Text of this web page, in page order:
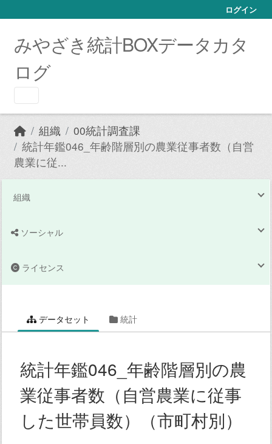
ログイン
みやざき統計BOXデータカタ
ログ
組織
00統計調査課
統計年鑑046_年齢階層別の農業従事者数（自営
農業に従...
組織
ソーシャル
ライセンス
データセット 統計
統計年鑑046_年齢階層別の農
業従事者数（自営農業に従事
した世帯員数）（市町村別）